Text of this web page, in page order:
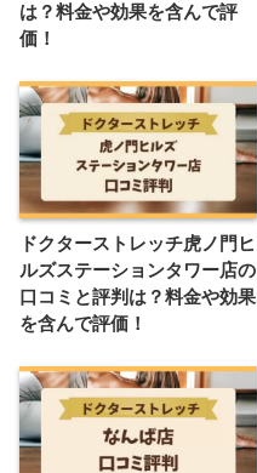
は？料金や効果を含んで評
価！
ドクターストレッチ虎ノ門ヒ
ルズステーションタワー店の
口コミと評判は？料金や効果
を含んで評価！